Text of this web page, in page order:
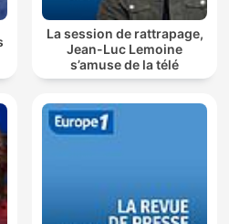
La session de rattrapage,
Jean-Luc Lemoine
s’amuse de la télé